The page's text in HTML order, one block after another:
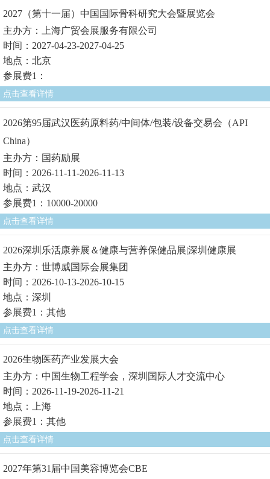
2027（第十一届）中国国际骨科研究大会暨展览会
主办方：上海广贸会展服务有限公司
时间：2027-04-23-2027-04-25
地点：北京
参展费1：
点击查看详情
2026第95届武汉医药原料药/中间体/包装/设备交易会（API
China）
主办方：国药励展
时间：2026-11-11-2026-11-13
地点：武汉
参展费1：10000-20000
点击查看详情
2026深圳乐活康养展＆健康与营养保健品展|深圳健康展
主办方：世博威国际会展集团
时间：2026-10-13-2026-10-15
地点：深圳
参展费1：其他
点击查看详情
2026生物医药产业发展大会
主办方：中国生物工程学会，深圳国际人才交流中心
时间：2026-11-19-2026-11-21
地点：上海
参展费1：其他
点击查看详情
2027年第31届中国美容博览会CBE